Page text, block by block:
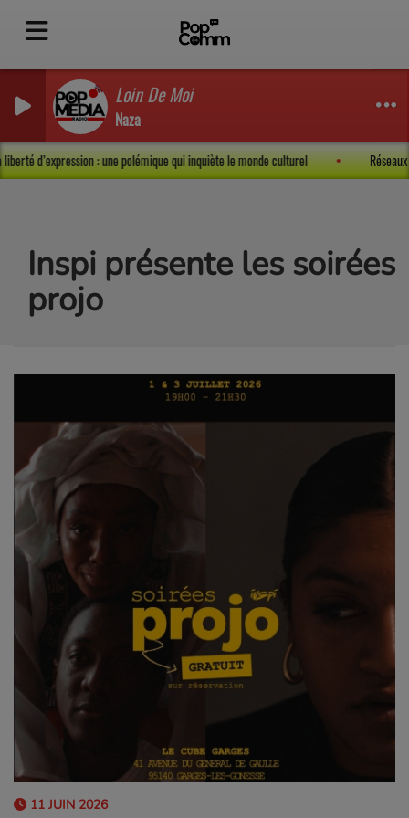
Loin De Moi
Naza
la liberté d’expression : une polémique qui inquiète le monde culturel
Inspi présente les soirées
projo
11 JUIN 2026